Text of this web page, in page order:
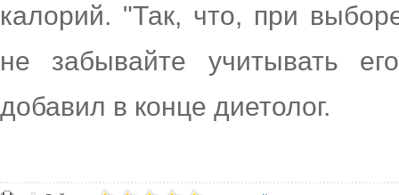
калорий. "Так, что, при
не забывайте учитывать
добавил в конце диетолог.